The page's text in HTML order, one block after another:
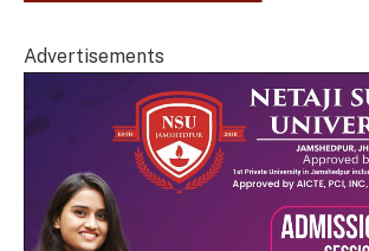
Advertisements
Player